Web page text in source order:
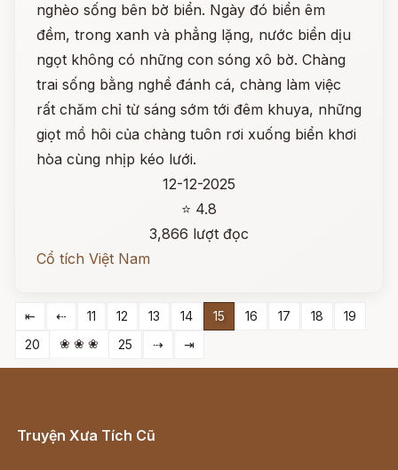
nghèo sống bên bờ biển. Ngày đó biển êm
đềm, trong xanh và phẳng lặng, nước biển dịu
ngọt không có những con sóng xô bờ. Chàng
trai sống bằng nghề đánh cá, chàng làm việc
rất chăm chỉ từ sáng sớm tới đêm khuya, những
giọt mồ hôi của chàng tuôn rơi xuống biển khơi
hòa cùng nhịp kéo lưới.
12-12-2025
⭐ 4.8
3,866 lượt đọc
Cổ tích Việt Nam
⇤ ⇠ 11 12 13 14 15 16 17 18
19
20
❀ ❀ ❀ 25 ⇢ ⇥
Truyện Xưa Tích Cũ